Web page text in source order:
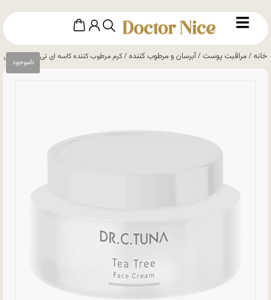
خانه/مراقبت پوست/آبرسان و مرطوب کننده/ کرم مرطوب کننده کاسه ای تی تری فارماسی